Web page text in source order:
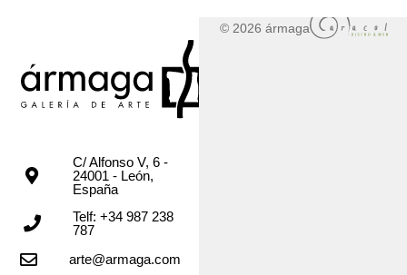
C/ Alfonso V, 6 -
24001 - León,
España
Telf: +34 987 238
787
arte@armaga.com
© 2026 ármaga